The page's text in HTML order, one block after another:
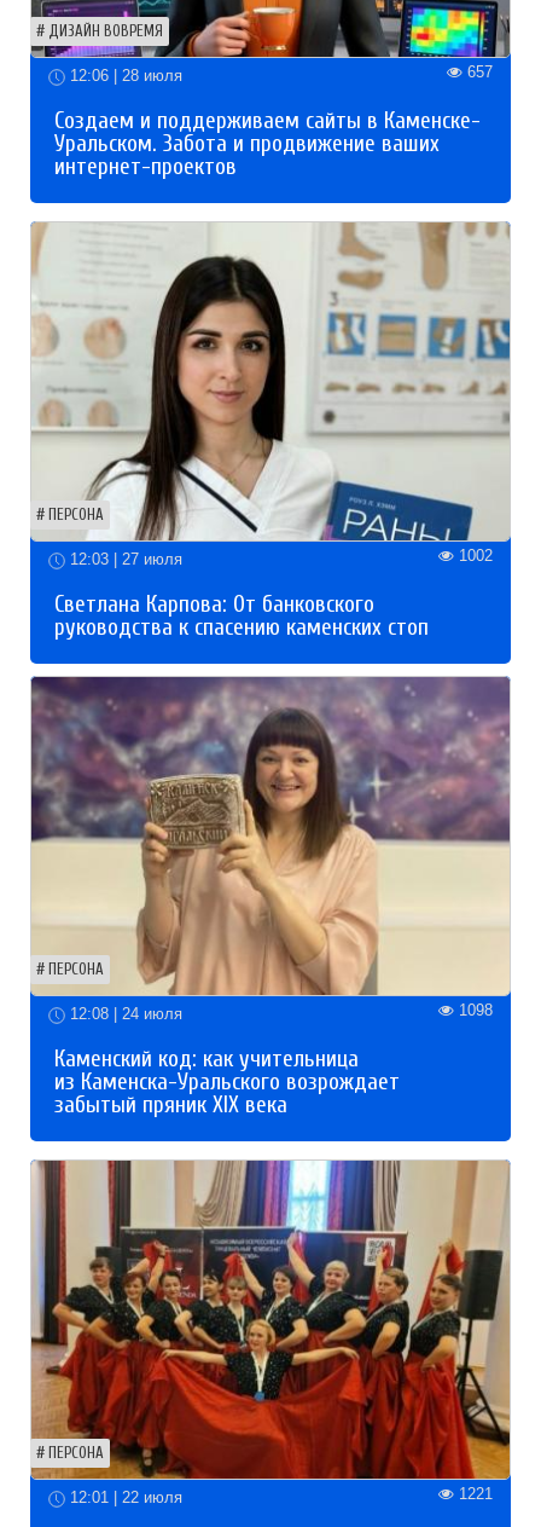
ДИЗАЙН ВОВРЕМЯ
12:06 | 28 июля 657
Создаем и поддерживаем сайты в Каменске-
Уральском. Забота и продвижение ваших
интернет-проектов
ПЕРСОНА
12:03 | 27 июля 1002
Светлана Карпова: От банковского
руководства к спасению каменских стоп
ПЕРСОНА
12:08 | 24 июля 1098
Каменский код: как учительница
из Каменска-Уральского возрождает
забытый пряник XIX века
ПЕРСОНА
12:01 | 22 июля 1221